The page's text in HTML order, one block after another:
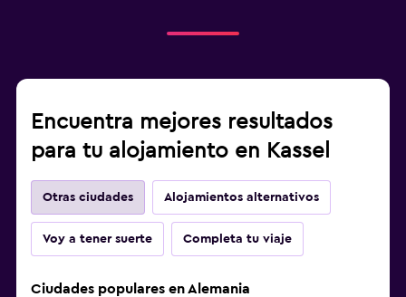
Encuentra mejores resultados
para tu alojamiento en Kassel
Otras ciudades Alojamientos alternativos
Voy a tener suerte Completa tu viaje
Ciudades populares en Alemania